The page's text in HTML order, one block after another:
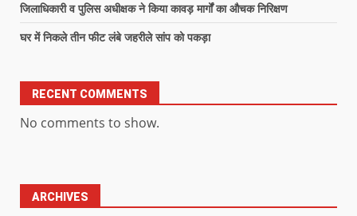
जिलाधिकारी व पुलिस अधीक्षक ने किया कावड़ मार्गों का औचक निरिक्षण
घर में निकले तीन फीट लंबे जहरीले सांप को पकड़ा
RECENT COMMENTS
No comments to show.
ARCHIVES